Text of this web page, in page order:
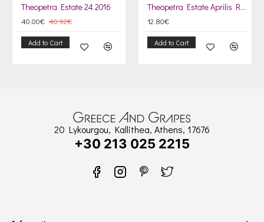
Theopetra Estate 24 2016
40.00€ 40.92€
Add to Cart
Theopetra Estate Aprilis Rosé Sparkling 2023
12.80€
Add to Cart
20 Lykourgou, Kallithea, Athens, 17676
+30 213 025 2215